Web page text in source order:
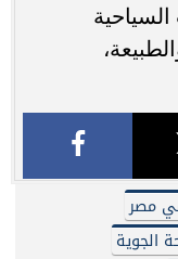
مصر
الجوية